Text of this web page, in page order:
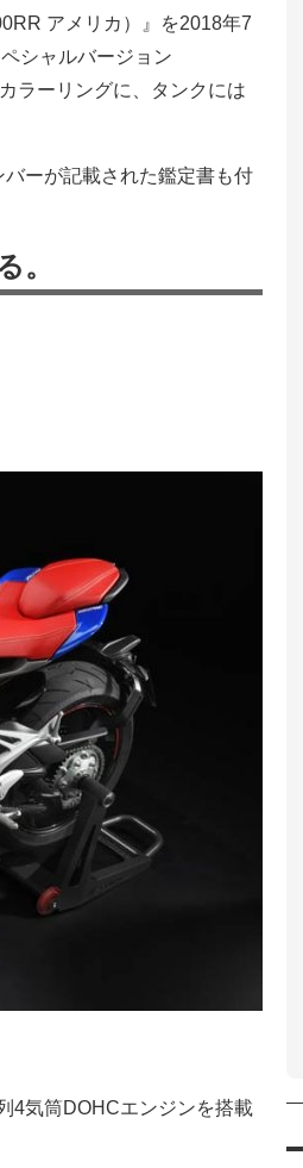
アメリカ）』を2018年7
シャルバージョン
ラーリングに、タンクには
ーが記載された鑑定書も付
。
4気筒DOHCエンジンを搭載